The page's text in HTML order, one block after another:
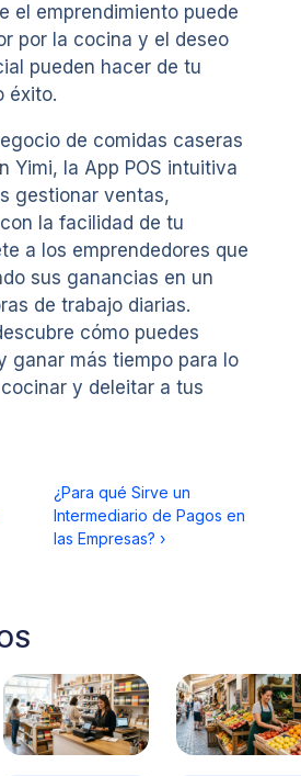
el emprendimiento puede
por la cocina y el deseo
pueden hacer de tu
éxito.
de comidas caseras
Yimi, la App POS intuitiva
gestionar ventas,
la facilidad de tu
a los emprendedores que
sus ganancias en un
de trabajo diarias.
cómo puedes
ganar más tiempo para lo
y deleitar a tus
¿Para qué Sirve un
Intermediario de Pagos en
las Empresas? ›